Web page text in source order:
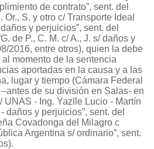
de contrato”, sent. del
Or., S. y otro c/ Transporte Ideal
y perjuicios”, sent. del
de P., C. M. c/ A., J. s/ daños y
2016, entre otros), quien la debe
momento de la sentencia
aportadas en la causa y a las
lugar y tiempo (Cámara Federal
de su división en Salas- en
UNAS - Ing. Yazlle Lucio - Martín
daños y perjuicios”, sent. del
Covadonga del Milagro c
Argentina s/ ordinario”, sent.